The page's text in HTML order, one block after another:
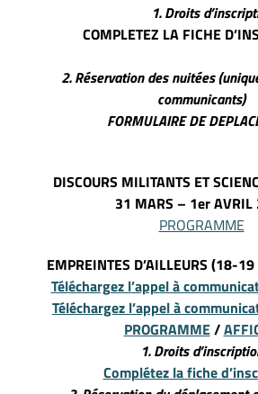
1. Droits
COMPLETEZ LA FICHE
2.Réservationdes nuitées
communicants)
FORMULAIRE DE
DISCOURS MILITANTS ET
31 MARS – 1er AVRIL
PROGRAMME
EMPREINTES D’AILLEURS (18-
Téléchargez l’appel à
Téléchargez l’appel à
PROGRAMME/
1. Droits
Complétez la fiche